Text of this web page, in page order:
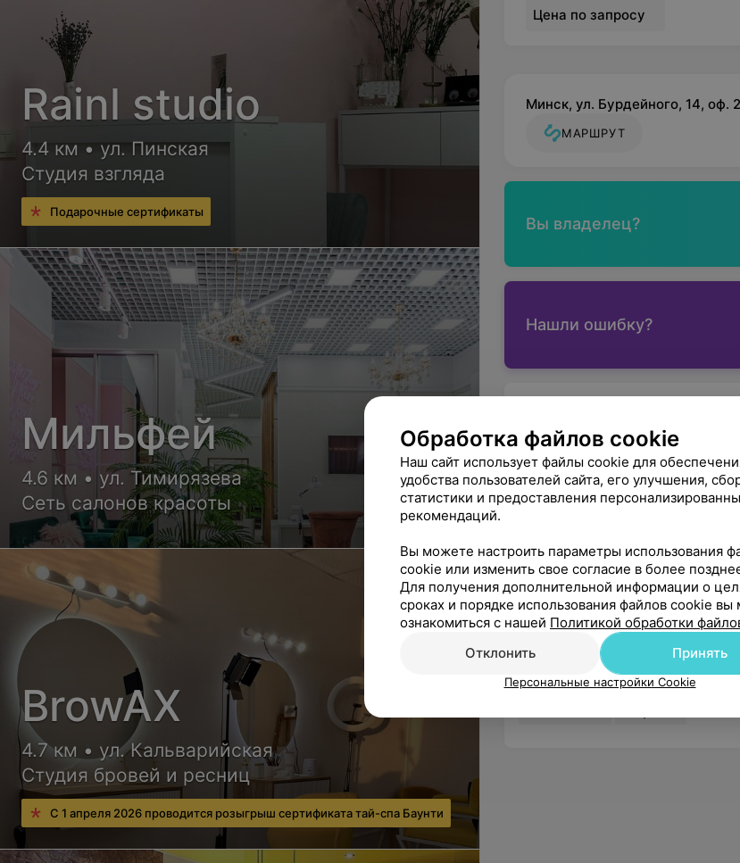
Цена по запросу
Минск, ул. Бурдейного, 14, оф. 2
МАРШРУТ
Вы владелец?
Нашли ошибку?
Юридический адрес:
УНП: 190646322
На правах рекламы
ЦЕНТР
Теорема красоты
Минск, ул.
Telegram Viber
Rainl studio
4.4 км • ул. Пинская
Студия взгляда
Подарочные сертификаты
Мильфей
4.6 км • ул. Тимирязева
Сеть салонов красоты
BrowAX
4.7 км • ул. Кальварийская
Студия бровей и ресниц
С 1 апреля 2026 проводится розыгрыш сертификата тай-спа Баунти
Обработка файлов cookie
Наш сайт использует файлы cookie для
удобства пользователей сайта, его улучшения,
статистики и предоставления
рекомендаций.
Вы можете настроить параметры использования
cookie или изменить свое согласие в более
Для получения дополнительной информации о
сроках и порядке использования файлов cookie
ознакомиться с нашей Политикой обработки
Отклонить
Принять
Персональные настройки Cookie